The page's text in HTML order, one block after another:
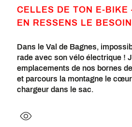
CELLES DE TON E-BIKE
EN RESSENS LE
Dans le Val de Bagnes,
rade avec son vélo électrique !
emplacements de nos bornes
et parcours la montagne le
chargeur dans le sac.